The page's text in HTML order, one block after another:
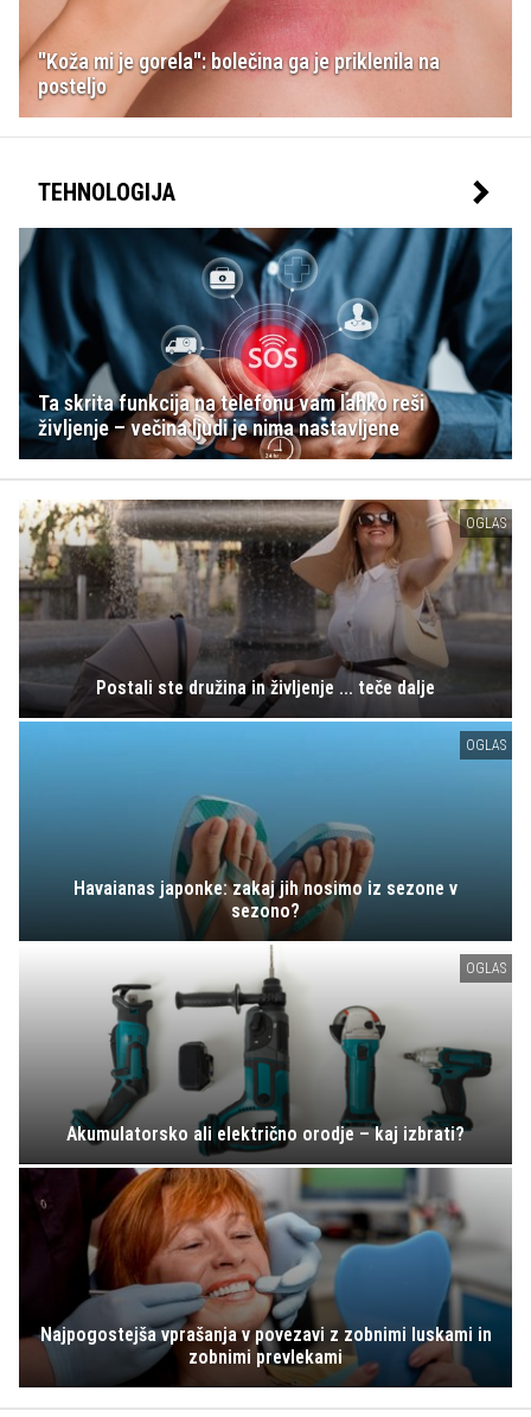
"Koža mi je gorela": bolečina ga je priklenila na
posteljo
TEHNOLOGIJA
Ta skrita funkcija na telefonu vam lahko reši
življenje – večina ljudi je nima nastavljene
OGLAS
Postali ste družina in življenje ... teče dalje
OGLAS
Havaianas japonke: zakaj jih nosimo iz sezone v
sezono?
OGLAS
Akumulatorsko ali električno orodje – kaj izbrati?
Najpogostejša vprašanja v povezavi z zobnimi luskami in
zobnimi prevlekami